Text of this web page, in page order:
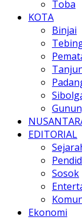
Toba
KOTA
Binjai
EDITORIAL
Sosok
Ekonomi